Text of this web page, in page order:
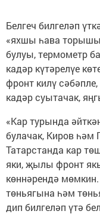
Белгеч билгеләп
«яхшы һава
булуы, термометр
кадәр күтәрелүе
фронт килү сәбәпле,
кадәр суытачак,
«Кар турында
булачак, Киров һәм
Татарстанда кар
яки, җылы фронт
көннәрендә
төньягына һәм
дип билгеләп үтә